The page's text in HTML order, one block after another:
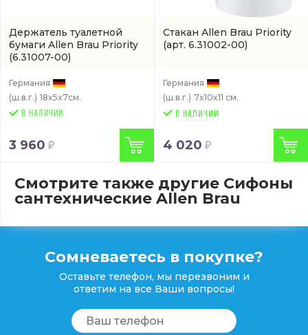
Держатель туалетной
бумаги Allen Brau Priority
(6.31007-00)
Германия
(ш.в.г.) 18x5x7см.
В НАЛИЧИИ
3 960
Стакан Allen Brau Priority
(арт. 6.31002-00)
Германия
(ш.в.г.) 7x10x11 см.
4 020
Смотрите также другие Сифоны
сантехнические Allen Brau
Сомневаетесь в покупке?
Оставьте телефон, мы перезвоним и
ответим на все Ваши вопросы!